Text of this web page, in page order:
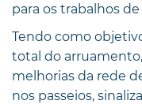
para os trabalhos
Tendo como
total do
melhorias da rede
nos passeios,